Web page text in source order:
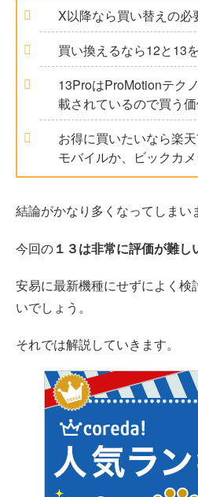
X以降なら買い替えの必
買い換えるなら12と13
13ProはProMotionテク
載されているので買う
お得に買いたいなら楽
モバイルか、ビックカ
結論がかなり多くなってしまい
今回の１３は非常に評価が難し
安易に最新機種にせずによく検
いでしょう。
それでは解説していきます。